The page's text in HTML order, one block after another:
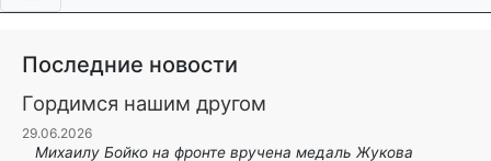
Последние новости
Гордимся нашим другом
29.06.2026
Михаилу Бойко на фронте вручена медаль Жукова